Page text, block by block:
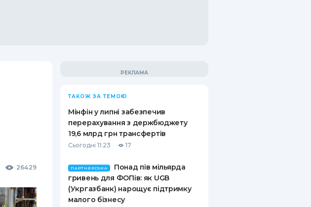
26429
ТАКОЖ ЗА ТЕМОЮ
Мінфін у липні забезпечив
перерахування з держбюджету
19,6 млрд грн трансфертів
Сьогодні 11:23 17
ПАРТНЕРСЬКА
Понад пів мільярда
гривень для ФОПів: як UGB
(Укргазбанк) нарощує підтримку
малого бізнесу